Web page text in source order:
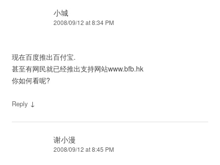
小城
2008/09/12 at 8:34 PM
现在百度推出百付宝.
甚至有网民就已经推出支持网站www.bfb.hk
你如何看呢?
Reply ↓
谢小漫
2008/09/12 at 8:45 PM